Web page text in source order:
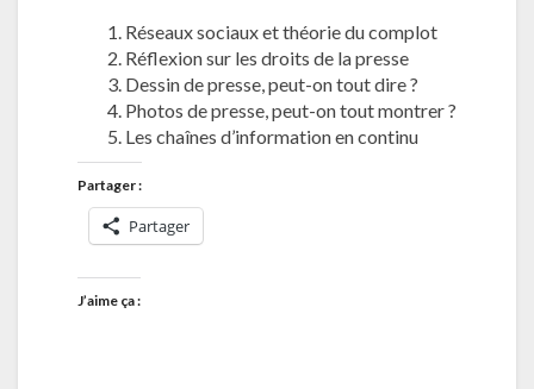
Réseaux sociaux et théorie du complot
Réflexion sur les droits de la presse
Dessin de presse, peut-on tout dire ?
Photos de presse, peut-on tout montrer ?
Les chaînes d’information en continu
Partager :
Partager
J’aime ça :